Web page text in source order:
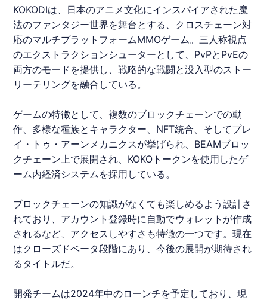
KOKODIは、日本のアニメ文化にインスパイアされた魔
法のファンタジー世界を舞台とする、クロスチェーン対
応のマルチプラットフォームMMOゲーム。三人称視点
のエクストラクションシューターとして、PvPとPvEの
両方のモードを提供し、戦略的な戦闘と没入型のストー
リーテリングを融合している。
ゲームの特徴として、複数のブロックチェーンでの動
作、多様な種族とキャラクター、NFT統合、そしてプレ
イ・トゥ・アーンメカニクスが挙げられ、BEAMブロッ
クチェーン上で展開され、KOKOトークンを使用したゲ
ーム内経済システムを採用している。
ブロックチェーンの知識がなくても楽しめるよう設計さ
れており、アカウント登録時に自動でウォレットが作成
されるなど、アクセスしやすさも特徴の一つです。現在
はクローズドベータ段階にあり、今後の展開が期待され
るタイトルだ。
開発チームは2024年中のローンチを予定しており、現